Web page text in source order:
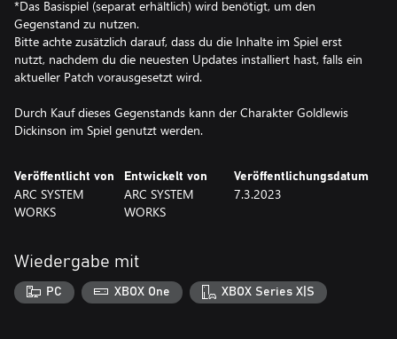
*Das Basispiel (separat erhältlich) wird benötigt, um den
Gegenstand zu nutzen.
Bitte achte zusätzlich darauf, dass du die Inhalte im Spiel erst
nutzt, nachdem du die neuesten Updates installiert hast, falls ein
aktueller Patch vorausgesetzt wird.
Durch Kauf dieses Gegenstands kann der Charakter Goldlewis
Dickinson im Spiel genutzt werden.
Veröffentlicht von
ARC SYSTEM
WORKS
Entwickelt von
ARC SYSTEM
WORKS
Veröffentlichungsdatum
7.3.2023
Wiedergabe mit
PC XBOX One XBOX Series X|S